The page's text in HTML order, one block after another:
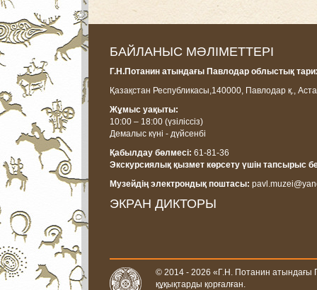
БАЙЛАНЫС МӘЛІМЕТТЕРІ
Г.Н.Потанин атындағы Павлодар облыстық
Қазақстан Республикасы,140000, Павлодар қ.,
Жұмыс уақыты:
10:00 – 18:00 (үзіліссіз)
Демалыс күні - дүйсенбі
Қабылдау бөлмесі: 61-81-36
Экскурсиялық қызмет көрсету үшін тапсырыс
Музейдің электрондық поштасы:
ЭКРАН ДИКТОРЫ
© 2014 - 2026 «Г.Н. Потанин атындағы
құқықтарды қорғалған.